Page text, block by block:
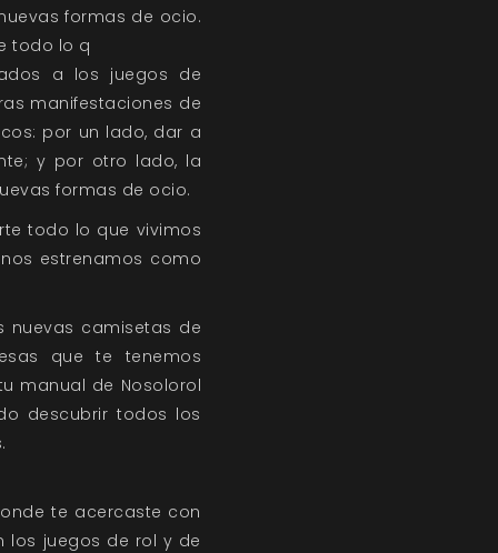
formas de ocio.
todo lo q
a los juegos de
manifestaciones de
por un lado, dar a
y por otro lado, la
formas de ocio.
todo lo que vivimos
estrenamos como
nuevas camisetas de
que te tenemos
manual de Nosolorol
descubrir todos los
te acercaste con
los juegos de rol y de